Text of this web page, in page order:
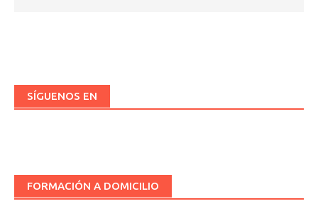
SÍGUENOS EN
FORMACIÓN A DOMICILIO